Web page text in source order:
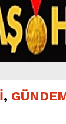
Hale
,